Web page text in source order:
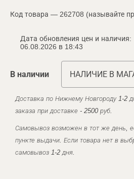
Код товара — 262708 (называйте
Дата обновления цен и наличия:
06.08.2026 в 18:43
В наличии НАЛИЧИЕ В
Доставка по Нижнему Новгороду 1-2
заказа при доставке - 2500 руб.
Самовывоз возможен в тот же день,
пункте выдачи. Если товара нет в
самовывоз 1-2 дня.